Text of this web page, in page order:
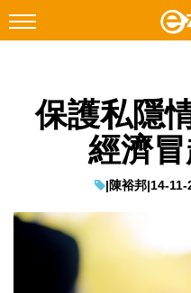
Facebook Instagram
遊戲動漫
保護私隱
經濟冒
|陳裕邦|14-